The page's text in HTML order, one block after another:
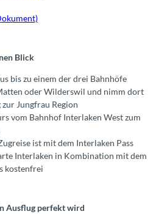
Blick
bis zu einem der drei Bahnhöfe
oder Wilderswil und nimm dort
zur Jungfrau Region
vom Bahnhof Interlaken West zum
ist mit dem Interlaken Pass
Interlaken in Kombination mit dem
kostenfrei
Ausflug perfekt wird